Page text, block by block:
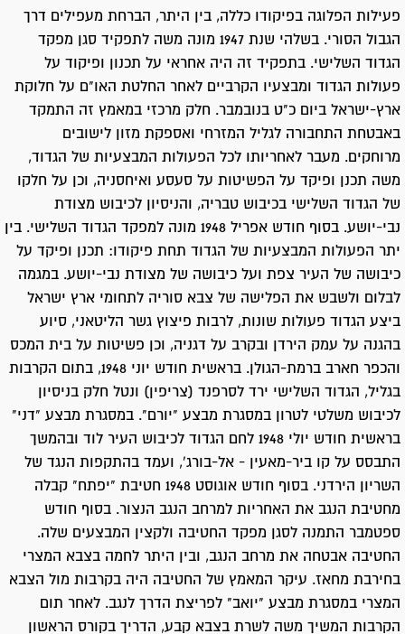
פעילות הפלוגה בפיקודו כללה, בין היתר, הברחת מעפילים דרך
הגבול הסורי. בשלהי שנת 1947 מונה משה לתפקיד סגן מפקד
הגדוד השלישי. בתפקיד זה היה אחראי על תכנון ופיקוד על
פעולות הגדוד ומבצעיו הקרביים לאחר החלטת האו"ם על חלוקת
ארץ-ישראל ביום כ"ט בנובמבר. חלק מרכזי במאמץ זה התמקד
באבטחת התחבורה לגליל המזרחי ואספקת מזון לישובים
מרוחקים. מעבר לאחריותו לכל הפעולות המבצעיות של הגדוד,
משה תכנן ופיקד על הפשיטות על סעסע ואיחסניה, וכן על חלקו
של הגדוד השלישי בכיבוש טבריה, והניסיון לכיבוש מצודת
נבי-יושע. בסוף חודש אפריל 1948 מונה למפקד הגדוד השלישי. בין
יתר הפעולות המבצעיות של הגדוד תחת פיקודו: תכנן ופיקד על
כיבושה של העיר צפת ועל כיבושה של מצודת נבי-יושע. במגמה
לבלום ולשבש את הפלישה של צבא סוריה לתחומי ארץ ישראל
ביצע הגדוד פעולות שונות, לרבות פיצוץ גשר הליטאני, סיוע
בהגנה על עמק הירדן ובקרב על דגניה, וכן פשיטות על בית המכס
והכפר חארב ברמת-הגולן. בראשית חודש יוני 1948, בתום הקרבות
בגליל, הגדוד השלישי ירד לסרפנד (צריפין) ונטל חלק בניסיון
לכיבוש משלטי לטרון במסגרת מבצע "יורם". במסגרת מבצע "דני"
בראשית חודש יולי 1948 לחם הגדוד לכיבוש העיר לוד ובהמשך
התבסס על קו ביר-מאעין - אל-בורג', ועמד בהתקפות הנגד של
השריון הירדני. בסוף חודש אוגוסט 1948 חטיבת "יפתח" קבלה
מחטיבת הנגב את האחריות למרחב הנגב הנצור. בסוף חודש
ספטמבר התמנה לסגן מפקד החטיבה ולקצין המבצעים שלה.
החטיבה אבטחה את מרחב הנגב, ובין היתר לחמה בצבא המצרי
בחירבת מחאז. עיקר המאמץ של החטיבה היה בקרבות מול הצבא
המצרי במסגרת מבצע "יואב" לפריצת הדרך לנגב. לאחר תום
הקרבות המשיך משה לשרת בצבא קבע, הדריך בקורס הראשון